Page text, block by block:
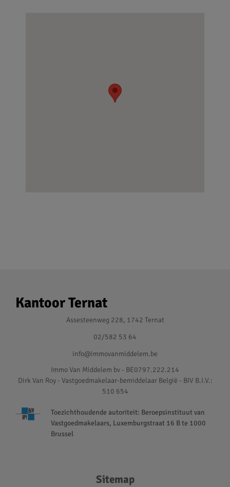
Kantoor Ternat
Assesteenweg 228, 1742 Ternat
02/582 53 64
info@immovanmiddelem.be
Immo Van Middelem bv - BE0797.222.214
Dirk Van Roy - Vastgoedmakelaar-bemiddelaar België - BIV B.I.V.:
510 654
Toezichthoudende autoriteit: Beroepsinstituut van
Vastgoedmakelaars, Luxemburgstraat 16 B te 1000
Brussel
Sitemap